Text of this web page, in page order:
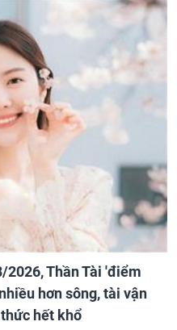
2026, Thần Tài 'điểm
hơn sông, tài vận
hết khổ